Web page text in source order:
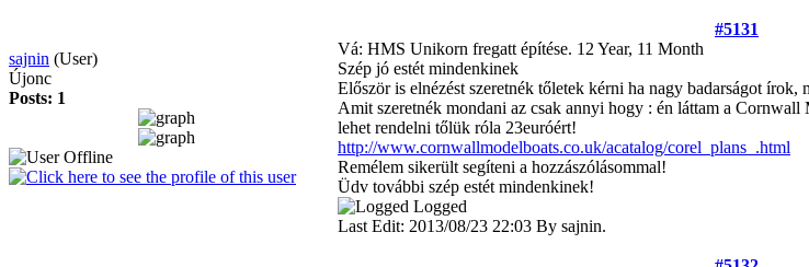
#5131
sajnin (User)
Újonc
Posts: 1
Vá: HMS Unikorn fregatt építése. 12 Year, 11 Month
Szép jó estét mindenkinek
Először is elnézést szeretnék tőletek kérni ha nagy badarságot
Amit szeretnék mondani az csak annyi hogy : én láttam a
lehet rendelni tőlük róla 23euróért!
http://www.cornwallmodelboats.co.uk/acatalog/corel_plans_.html
Remélem sikerült segíteni a hozzászólásommal!
Üdv további szép estét mindenkinek!
Logged
Last Edit: 2013/08/23 22:03 By sajnin.